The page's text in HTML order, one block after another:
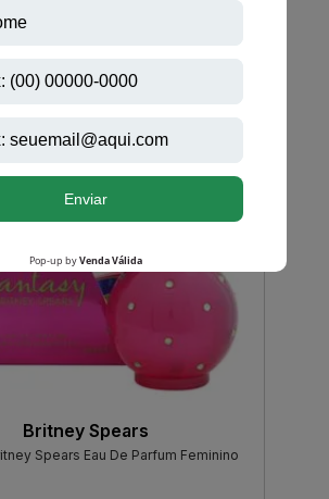
Britney Spears
Spears Eau De Parfum Feminino